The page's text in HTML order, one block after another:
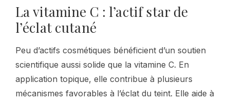
La vitamine C : l’actif star de
l’éclat cutané
Peu d’actifs cosmétiques bénéficient d’un soutien
scientifique aussi solide que la vitamine C. En
application topique, elle contribue à plusieurs
mécanismes favorables à l’éclat du teint. Elle aide à